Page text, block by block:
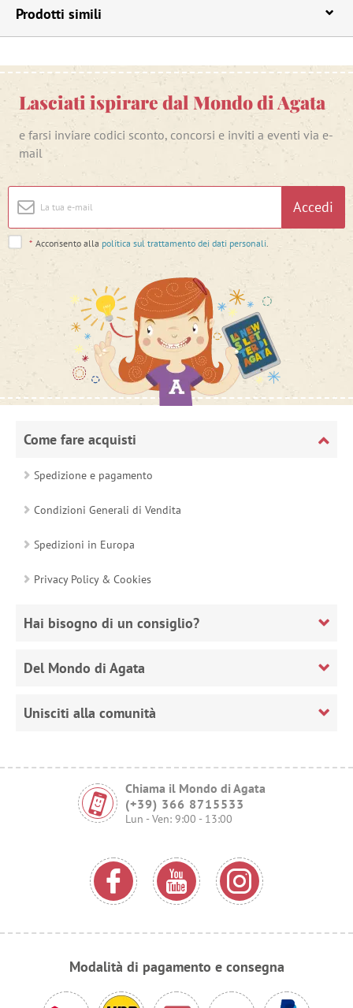
Prodotti simili
Lasciati ispirare dal Mondo di Agata
e farsi inviare codici sconto, concorsi e inviti a eventi via e-
mail
Accedi
* Acconsento alla politica sul trattamento dei dati personali
Come fare acquisti
Spedizione e pagamento
Condizioni Generali di Vendita
Spedizioni in Europa
Privacy Policy & Cookies
Hai bisogno di un consiglio?
Del Mondo di Agata
Unisciti alla comunità
Chiama il Mondo di Agata
(+39) 366 8715533
Lun - Ven: 9:00 - 13:00
Modalità di pagamento e consegna